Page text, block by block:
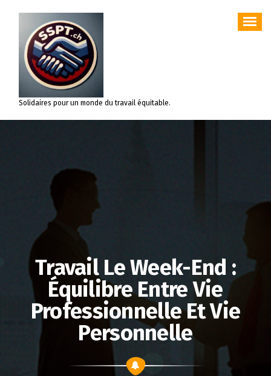
contenu
Solidaires pour un monde du travail équitable.
Travail Le Week-End :
Équilibre Entre Vie
Professionnelle Et Vie
Personnelle